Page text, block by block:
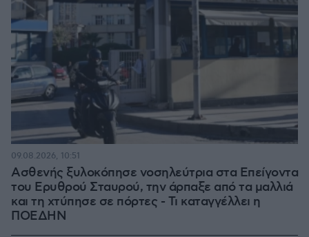
Ασθενής ξυλοκόπησε νοσηλεύτρια στα Επείγοντα
του Ερυθρού Σταυρού, την άρπαξε από τα μαλλιά
και τη χτύπησε σε πόρτες - Τι καταγγέλλει η
ΠΟΕΔΗΝ
09.08.2026, 10:51